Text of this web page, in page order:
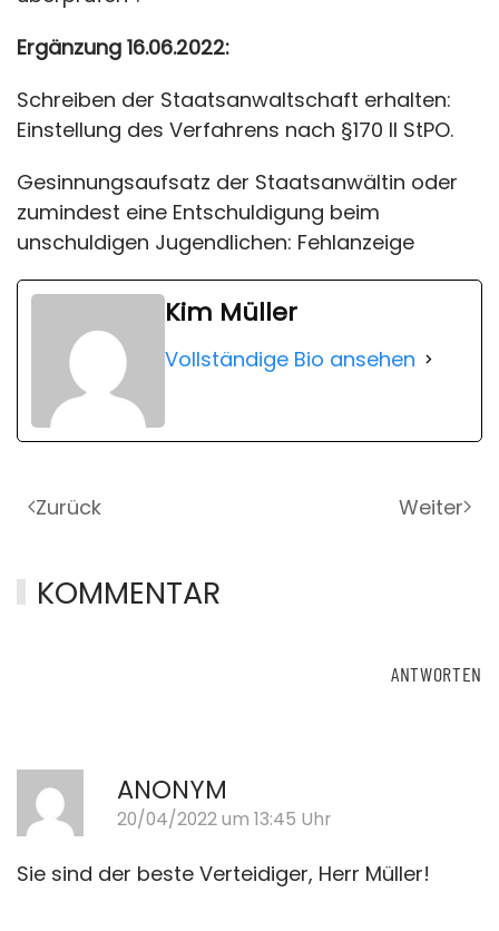
Ergänzung 16.06.2022:
Schreiben der Staatsanwaltschaft erhalten:
Einstellung des Verfahrens nach §170 II StPO.
Gesinnungsaufsatz der Staatsanwältin oder
zumindest eine Entschuldigung beim
unschuldigen Jugendlichen: Fehlanzeige
Kim Müller
Vollständige Bio ansehen
Zurück Weiter
KOMMENTAR
ANONYM
20/04/2022 um 13:45 Uhr
ANTWORTEN
Sie sind der beste Verteidiger, Herr Müller!